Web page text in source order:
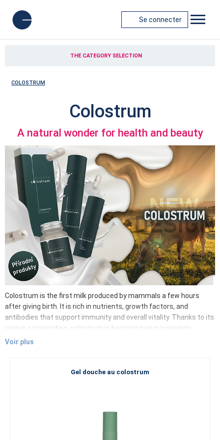
Se connecter
THE CATEGORY SELECTION
COLOSTRUM
Colostrum
A natural wonder for health and beauty
Colostrum is the first milk produced by mammals a few hours
after giving birth. It is rich in nutrients, growth factors, and
antibodies that support immunity and overall vitality. Thanks to its
unique composition, colostrum is becoming an increasingly
popular ingredient in dietary supplements and cosmetic products.
Colostrum contains, in particular:
Voir plus
Gel douche au colostrum